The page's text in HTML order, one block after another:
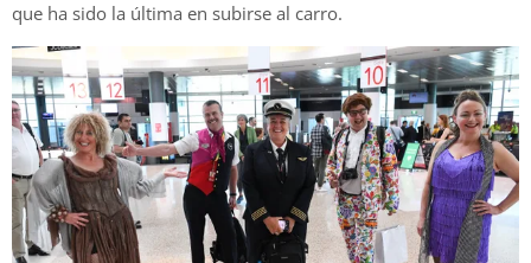
que ha sido la última en subirse al carro.